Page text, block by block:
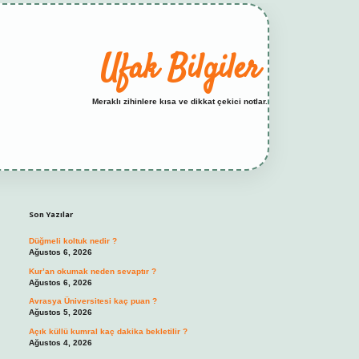
Ufak Bilgiler
Meraklı zihinlere kısa ve dikkat çekici notlar.
Son Yazılar
Düğmeli koltuk nedir ?
Ağustos 6, 2026
Kur’an okumak neden sevaptır ?
Ağustos 6, 2026
Avrasya Üniversitesi kaç puan ?
Ağustos 5, 2026
Açık küllü kumral kaç dakika bekletilir ?
Ağustos 4, 2026